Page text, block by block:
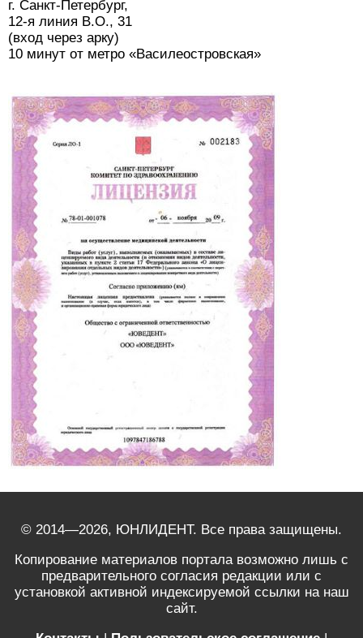
г. Санкт-Петербург,
12-я линия В.О., 31
(вход через арку)
10 минут от метро «Василеостровская»
© 2014—2026, ЮНЛИДЕНТ. Все права защищены.
Копирование материалов портала возможно лишь с
предварительного согласия редакции или с
установкой активной индексируемой ссылки на наш
сайт.